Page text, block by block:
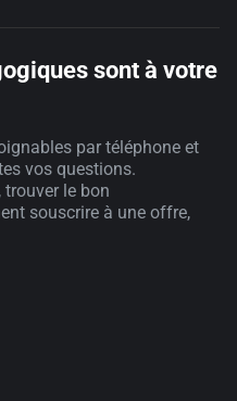
sont à votre
par téléphone et
vos questions.
trouver le bon
souscrire à une offre,